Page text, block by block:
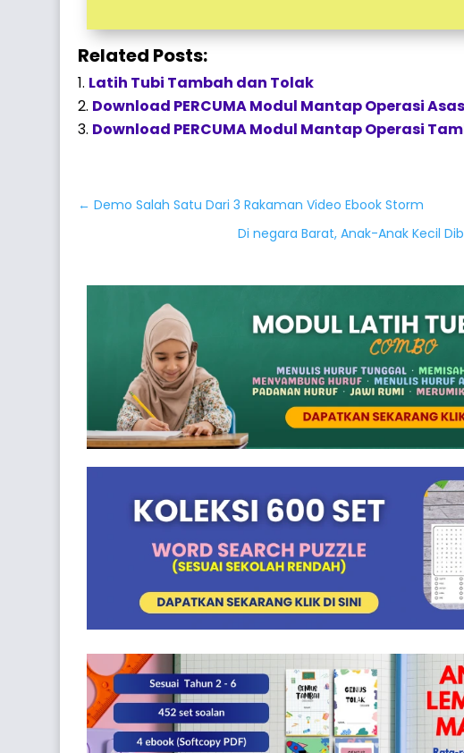
Related Posts:
Latih Tubi Tambah dan Tolak
Download PERCUMA Modul Mantap Operasi
Download PERCUMA Modul Mantap Operasi
←Demo Salah Satu Dari 3 Rakaman Video Ebook Storm
Di negara Barat, Anak-Anak Kecil